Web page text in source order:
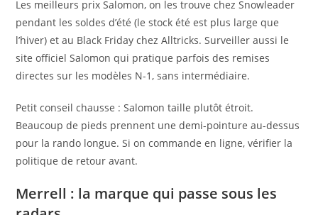
Les meilleurs prix Salomon, on les trouve chez Snowleader
pendant les soldes d’été (le stock été est plus large que
l’hiver) et au Black Friday chez Alltricks. Surveiller aussi le
site officiel Salomon qui pratique parfois des remises
directes sur les modèles N-1, sans intermédiaire.
Petit conseil chausse : Salomon taille plutôt étroit.
Beaucoup de pieds prennent une demi-pointure au-dessus
pour la rando longue. Si on commande en ligne, vérifier la
politique de retour avant.
Merrell : la marque qui passe sous les